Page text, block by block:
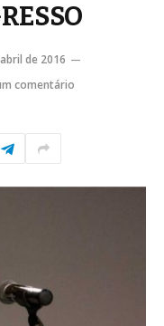
de 2016
comentário